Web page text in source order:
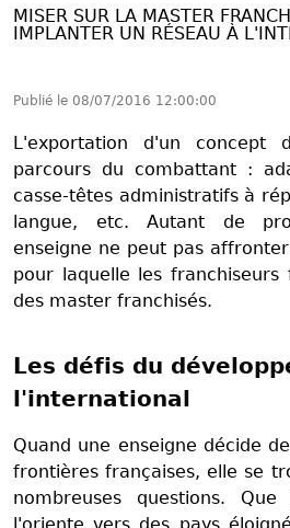
MISER SUR LA MASTER
IMPLANTER UN RÉSEAU À
Publié le 08/07/2016 12:00:00
L'exportation d'un concept
parcours du combattant :
casse-têtes administratifs à
langue, etc. Autant de
enseigne ne peut pas
pour laquelle les
des master franchisés.
Les défis du
l'international
Quand une enseigne décide
frontières françaises, elle se
nombreuses questions.